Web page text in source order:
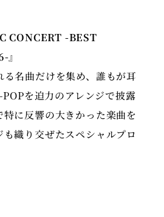
CONCERT -BEST
名曲だけを集め、誰もが耳
を迫力のアレンジで披露
特に反響の大きかった楽曲を
織り交ぜたスペシャルプロ